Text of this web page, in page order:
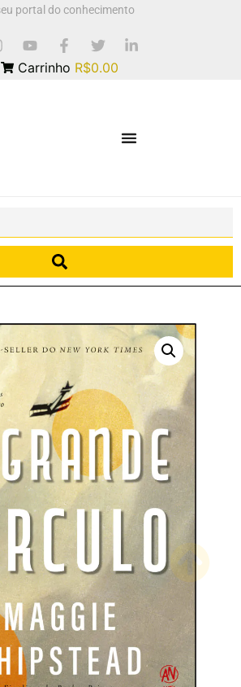
portal do conhecimento
Carrinho R$0.00